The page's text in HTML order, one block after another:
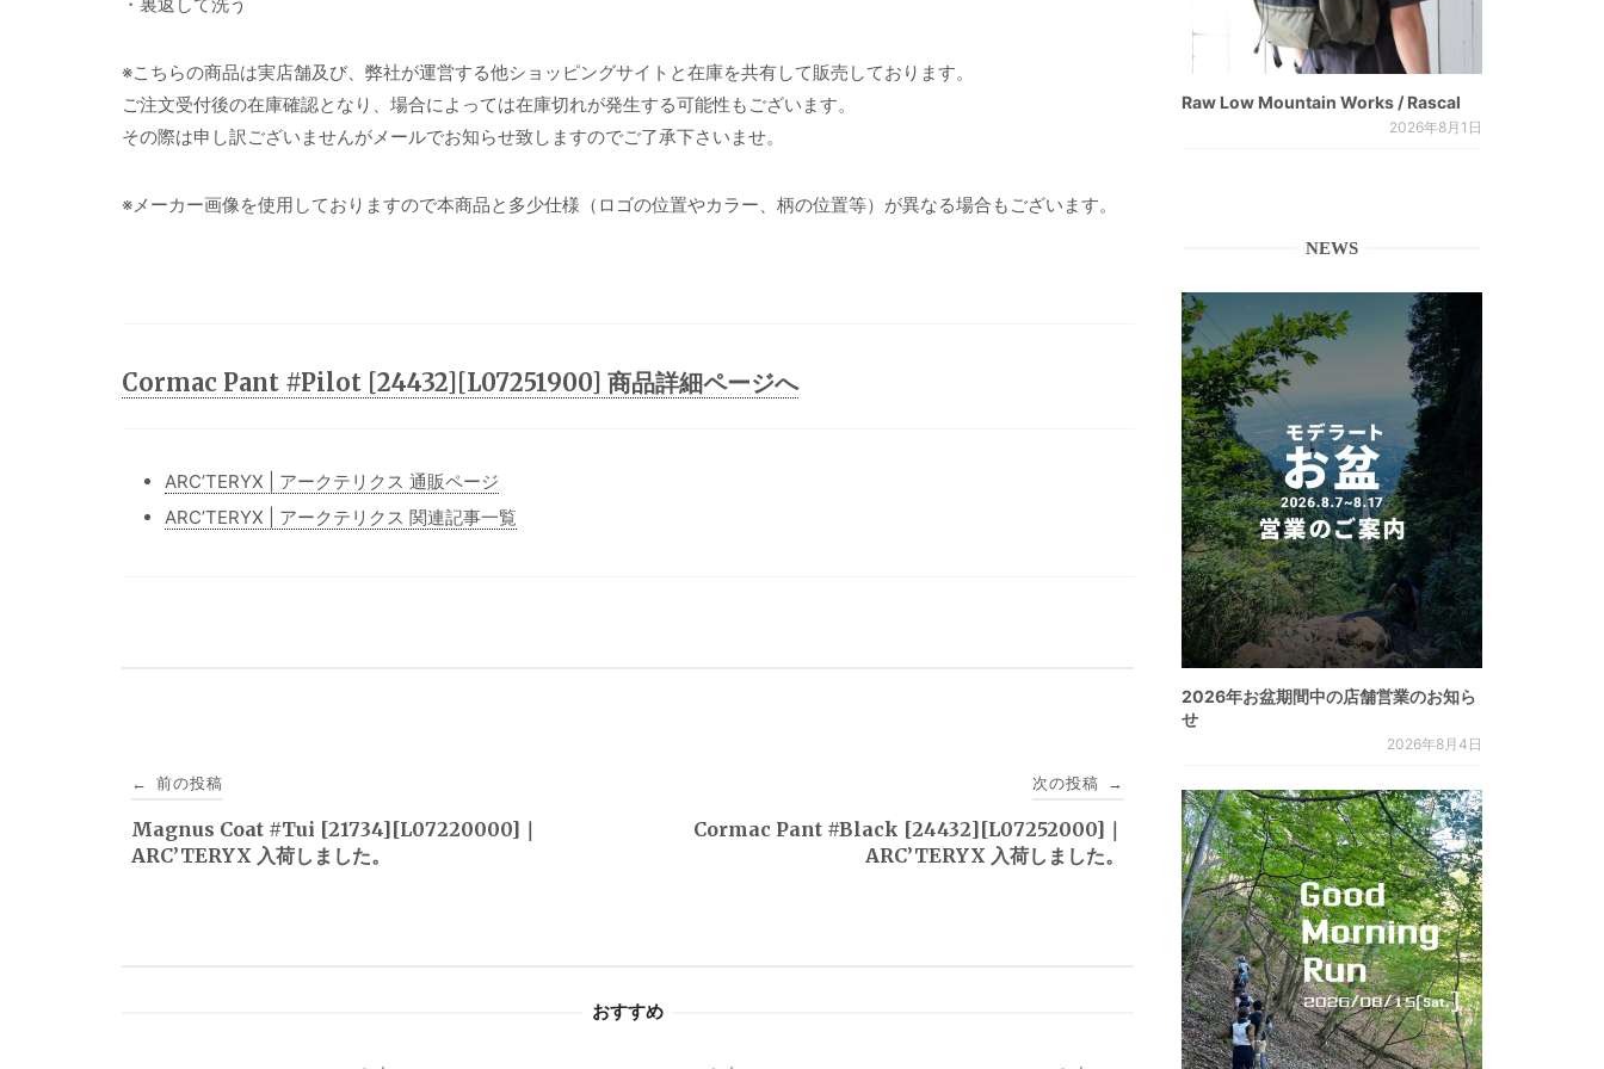
・裏返して洗う
※こちらの商品は実店舗及び、弊社が運営する他ショッピングサイトと在庫を共有して販売しております。
ご注文受付後の在庫確認となり、場合によっては在庫切れが発生する可能性もございます。
その際は申し訳ございませんがメールでお知らせ致しますのでご了承下さいませ。
※メーカー画像を使用しておりますので本商品と多少仕様（ロゴの位置やカラー、柄の位置等）が異なる場合もございます。
Cormac Pant #Pilot [24432][L07251900] 商品詳細ページへ
ARC’TERYX | アークテリクス 通販ページ
ARC’TERYX | アークテリクス 関連記事一覧
稿
ナ
← 前の投稿
Magnus Coat #Tui [21734][L07220000]｜
ARC’TERYX 入荷しました。
次の投稿 →
Cormac Pant #Black [24432][L07252000]｜
ARC’TERYX 入荷しました。
おすすめ
Raw Low Mountain Works / Rascal
2026年8月1日
NEWS
2026年お盆期間中の店舗営業のお知ら
せ
2026年8月4日